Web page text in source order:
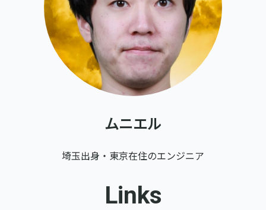
ムニエル
埼玉出身・東京在住のエンジニア
Links